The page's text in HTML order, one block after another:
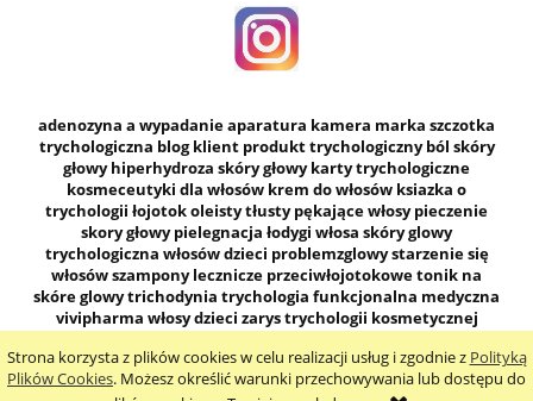
Strona korzysta z plików cookies w celu realizacji usług i zgodnie z Polityką
Plików Cookies. Możesz określić warunki przechowywania lub dostępu do
adenozyna a wypadanieaparatura kamera marka szczotka
trychologiczna blog klient produkttrychologiczny ból skóry
głowy hiperhydroza skóry głowy karty trychologiczne
kosmeceutyki dla włosów krem do włosów ksiazka o
trychologii łojotokoleistytłusty pękające włosy pieczenie
skory głowy pielegnacja łodygi włosa skóry glowy
trychologiczna włosów dzieci problemzglowystarzenie się
włosówszampony lecznicze przeciwłojotokowetonik na
skóre glowytrichodynia trychologia funkcjonalna medyczna
vivipharma włosy dzieci zarys trychologii kosmetycznej
pokaż pełną wersję strony